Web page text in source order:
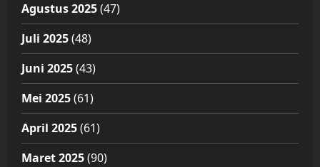
Agustus 2025(47)
Juli 2025(48)
Juni 2025(43)
Mei 2025(61)
April 2025(61)
Maret 2025(90)